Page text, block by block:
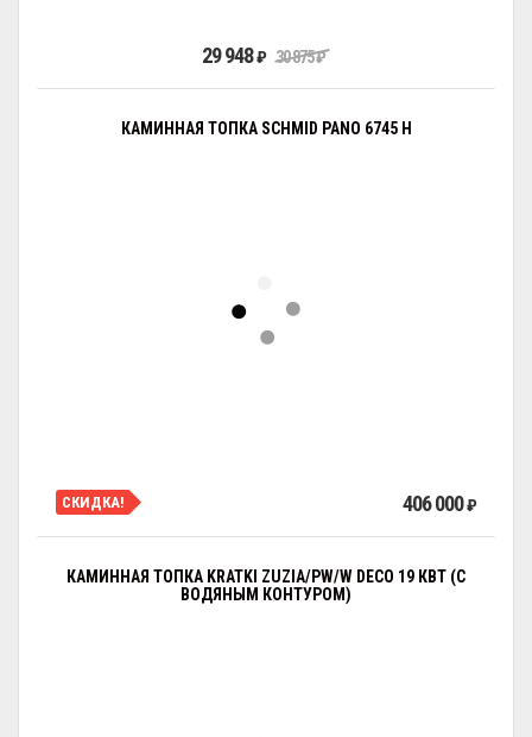
29 948₽ 30 875₽
КАМИННАЯ ТОПКА SCHMID PANO 6745 H
СКИДКА! 406 000₽
КАМИННАЯ ТОПКА KRATKI ZUZIA/PW/W DECO 19 КВТ (С
ВОДЯНЫМ КОНТУРОМ)